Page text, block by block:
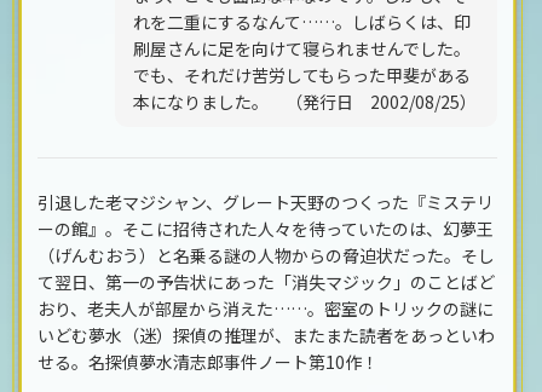
れを二重にするなんて……。しばらくは、印
刷屋さんに足を向けて寝られませんでした。
でも、それだけ苦労してもらった甲斐がある
本になりました。 （発行日 2002/08/25）
引退した老マジシャン、グレート天野のつくった『ミステリ
ーの館』。そこに招待された人々を待っていたのは、幻夢王
（げんむおう）と名乗る謎の人物からの脅迫状だった。そし
て翌日、第一の予告状にあった「消失マジック」のことばど
おり、老夫人が部屋から消えた……。密室のトリックの謎に
いどむ夢水（迷）探偵の推理が、またまた読者をあっといわ
せる。名探偵夢水清志郎事件ノート第10作！